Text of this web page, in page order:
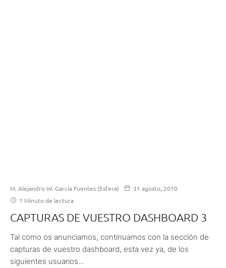
M. Alejandro W. García Fuentes (Esfera)
31 agosto, 2010
1 Minuto de lectura
CAPTURAS DE VUESTRO DASHBOARD 3
Tal como os anunciamos, continuamos con la sección de
capturas de vuestro dashboard, esta vez ya, de los
siguientes usuarios...